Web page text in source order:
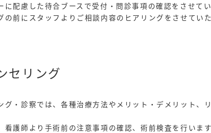
に配慮した待合ブースで受付・問診事項の確認をさせてい
の前にスタッフよりご相談内容のヒアリングをさせていた
セリング
グ・診察では、各種治療方法やメリット・デメリット、
護師より手術前の注意事項の確認、術前検査を行います